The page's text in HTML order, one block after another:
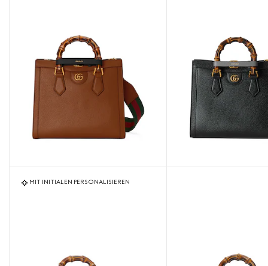
MIT INITIALEN PERSONALISIEREN